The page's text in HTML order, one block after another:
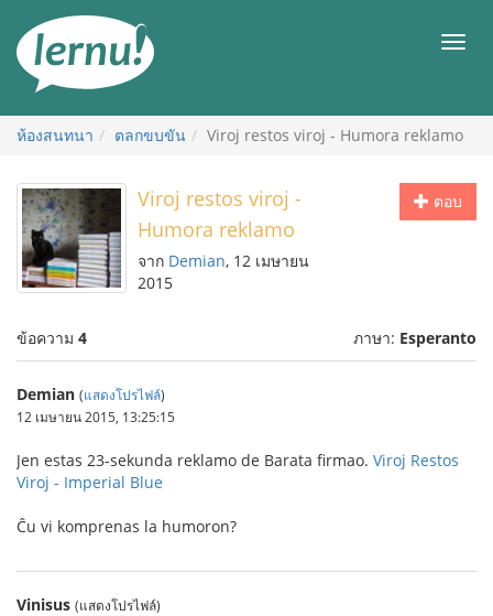
สารบัญ
เมนู
ห้องสนทนา ตลกขบขัน Viroj restos viroj - Humora reklamo
ตอบ
Viroj restos viroj -
Humora reklamo
จาก Demian, 12 เมษายน
2015
ข้อความ 4 ภาษา: Esperanto
Demian (แสดงโปรไฟล์)
12 เมษายน 2015, 13:25:15
Jen estas 23-sekunda reklamo de Barata firmao. Viroj Restos
Viroj - Imperial Blue
Ĉu vi komprenas la humoron?
Vinisus (แสดงโปรไฟล์)